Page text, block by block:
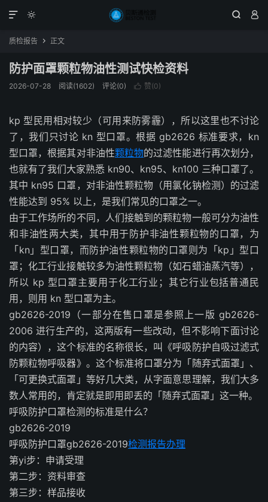
  

质检报告  正文
防护面罩颗粒物油性测试快检资料
2026-07-28 阅读(1602) 评论(0)  赞(0)
kp 型民用相对较少（可用来防雾霾），所以这里也不讨论
了，我们只讨论 kn 型口罩。根据 gb2626 标准要求，kn
型口罩，根据其对非油性颗粒物的过滤性能进行再次划分，
也就有了我们大家熟悉 kn90、kn95、kn100 三种口罩了。
其中 kn95 口罩，对非油性颗粒物（用氯化钠检测）的过滤
性能达到 95% 以上，是我们常见的口罩之一。
由于工作场所的不同，人们接触到的颗粒物一般可分为油性
和非油性两大类，其中用于防护非油性颗粒物的口罩，为
「kn」型口罩，而防护油性颗粒物的口罩则为「kp」型口
罩；化工行业接触较多为油性颗粒物（如石蜡油蒸汽等），
所以 kp 型口罩主要用于化工行业；其它行业包括普通民
用，则用 kn 型口罩为主。
gb2626-2019（一部分在售口罩是参照上一版 gb2626-
2006 进行生产的，这两版有一些改动，但不影响下面讨论
的内容），这个标准的名称很长，叫《呼吸防护自吸过滤式
防颗粒物呼吸器》。这个标准将口罩分为「随弃式面罩」、
「可更换式面罩」等好几大类，从字面意思理解，我们大多
数人常用的，肯定就是即用即丢的「随弃式面罩」这一种。
呼吸防护口罩检测的标准是什么？
gb2626-2019
呼吸防护口罩gb2626-2019检测报告办理
第yi步：申请受理
第二步：资料审查
第三步：样品接收